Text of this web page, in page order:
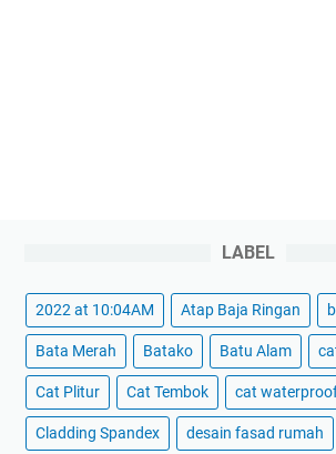
LABEL
2022 at 10:04AM Atap Baja Ringan
Bata Merah Batako Batu Alam
Cat Plitur Cat Tembok cat
Cladding Spandex desain fasad rumah